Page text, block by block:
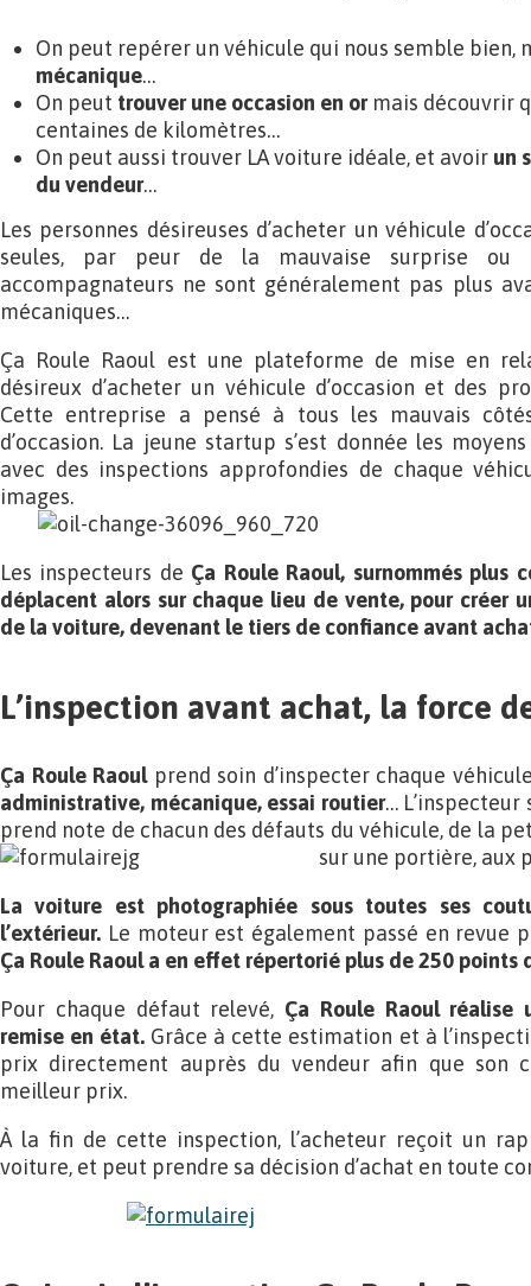
On peut repérer un véhicule qui nous semble bien,
mécanique…
On peut trouver une occasion en ormais découvrir
centaines de kilomètres…
On peut aussi trouver LA voiture idéale, et avoir un
du vendeur…
Les personnes désireuses d’acheter un véhicule
seules, par peur de la mauvaise surprise ou
accompagnateurs ne sont généralement pas plus
mécaniques…
Ça Roule Raoul est une plateforme de mise en
désireux d’acheter un véhicule d’occasion et des
Cette entreprise a pensé à tous les mauvais
d’occasion. La jeune startup s’est donnée les
avec des inspections approfondies de chaque
images.
Les inspecteurs de Ça Roule Raoul, surnommés plus
déplacent alors sur chaque lieu de vente, pour créer
de la voiture, devenant le tiers de confiance avant
L’inspection avant achat, la force
Ça Roule Raoulprend soin d’inspecter chaque
administrative, mécanique, essai routier…
prend note de chacun des défauts du véhicule, de la
sur une portière, aux
La voiture est photographiée sous toutes ses
l’extérieur. Le moteur est également passé en revue
Ça Roule Raoul a en effet répertorié plus de 250 points
Pour chaque défaut relevé, Ça Roule Raoul
remise en état. Grâce à cette estimation et à
prix directement auprès du vendeur afin que son
meilleur prix.
À la fin de cette inspection, l’acheteur reçoit un
voiture, et peut prendre sa décision d’achat en toute